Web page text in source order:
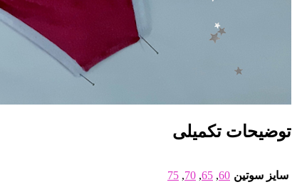
توضیحات تکمیلی
سایز سوتین 60
,
65
,
70
,
75